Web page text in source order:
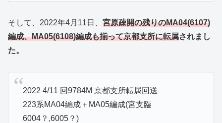
そして、2022年4月11日、 宮原疎開の残りのMA04(6107)
編成、MA05(6108)編成も揃って京都支所に転属されまし
た。
2022 4/11 回9784M 京都支所転属回送
223系MA04編成＋MA05編成(宮支臨
6004？,6005？)